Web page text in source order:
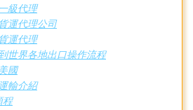
級代理
運代理公司
運代理
世界各地出口操作流程
國
輸介紹
程